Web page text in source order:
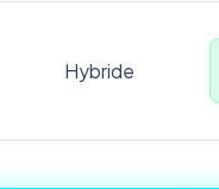
Hybride